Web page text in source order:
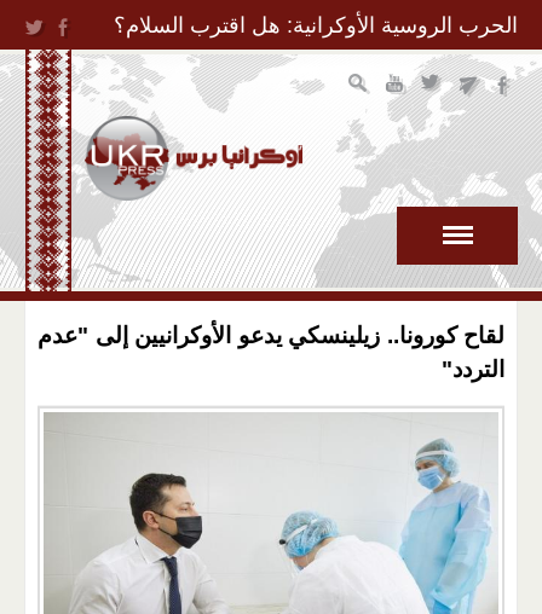
Jump to Navigation
الحرب الروسية الأوكرانية: هل اقترب السلام؟
لقاح كورونا.. زيلينسكي يدعو الأوكرانيين إلى "عدم
التردد"